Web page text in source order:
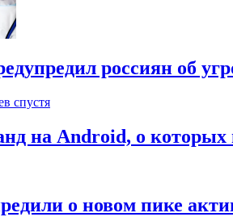
россиян об
спустя
на Android, о которых
о новом пике